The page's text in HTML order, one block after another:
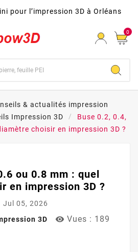
pour l’impression 3D à Orléans
0
& actualités impression
Impression 3D
Buse 0.2, 0.4,
choisir en impression 3D ?
ou 0.8 mm : quel
en impression 3D ?
Jul 05, 2026
3D
 Vues : 189